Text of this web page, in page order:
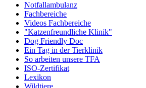
Notfallambulanz
Fachbereiche
Videos Fachbereiche
"Katzenfreundliche Klinik"
Dog Friendly Doc
Ein Tag in der Tierklinik
So arbeiten unsere TFA
ISO-Zertifikat
Lexikon
Wildtiere